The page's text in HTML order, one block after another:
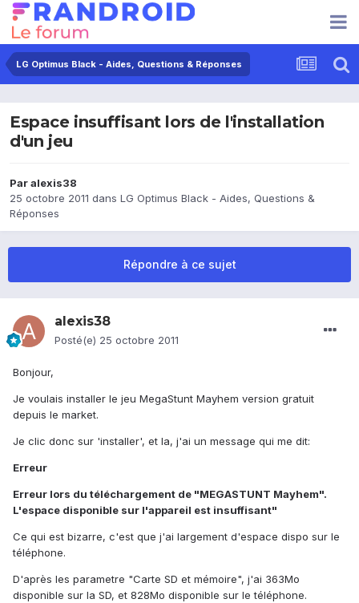
LG Optimus Black - Aides, Questions & Réponses
Espace insuffisant lors de l'installation
d'un jeu
Paralexis38
25 octobre 2011 dans LG Optimus Black - Aides, Questions &
Réponses
Répondre à ce sujet
alexis38
Posté(e) 25 octobre 2011
Bonjour,
Je voulais installer le jeu MegaStunt Mayhem version gratuit
depuis le market.
Je clic donc sur 'installer', et la, j'ai un message qui me dit:
Erreur
Erreur lors du téléchargement de "MEGASTUNT Mayhem".
L'espace disponible sur l'appareil est insuffisant"
Ce qui est bizarre, c'est que j'ai largement d'espace dispo sur le
téléphone.
D'après les parametre "Carte SD et mémoire", j'ai 363Mo
disponible sur la SD, et 828Mo disponible sur le téléphone.